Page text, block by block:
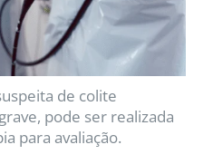
de colite
pode ser realizada
para avaliação.